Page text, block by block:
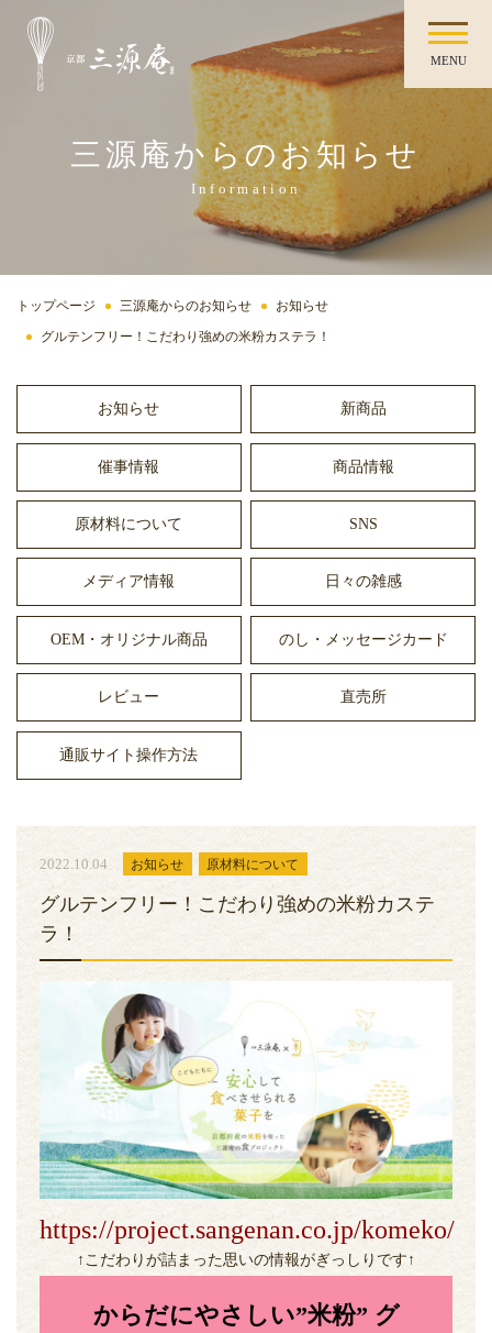
MENU
三源庵からのお知らせ
Information
トップページ 三源庵からのお知らせ
お知らせ
グルテンフリー！こだわり強めの米粉カステラ！
お知らせ 新商品
催事情報 商品情報
原材料について SNS
メディア情報 日々の雑感
OEM・オリジナル商品 のし・メッセージカード
レビュー 直売所
通販サイト操作方法
2022.10.04 お知らせ 原材料について
グルテンフリー！こだわり強めの米粉カステ
ラ！
https://project.sangenan.co.jp/komeko/
↑こだわりが詰まった思いの情報がぎっしりです↑
からだにやさしい”米粉” グ